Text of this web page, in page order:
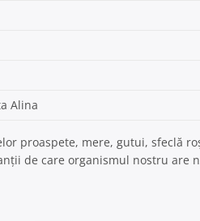
Alina
proaspete, mere, gutui, sfeclă
de care organismul nostru are